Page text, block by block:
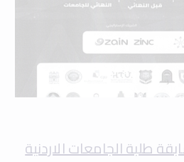
طلبة الجامعات الاردنية